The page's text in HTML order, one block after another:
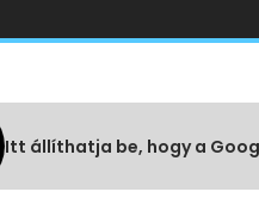
Itt állíthatja be, hogy a